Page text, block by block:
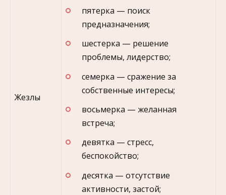
Жезлы
пятерка — поиск
предназначения;
шестерка — решение
проблемы, лидерство;
семерка — сражение за
собственные интересы;
восьмерка — желанная
встреча;
девятка — стресс,
беспокойство;
десятка — отсутствие
активности, застой;